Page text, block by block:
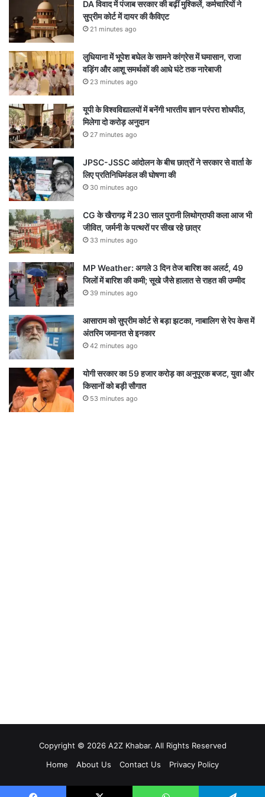
DA विवाद में पंजाब सरकार की बढ़ीं मुश्किलें, कर्मचारियों ने
सुप्रीम कोर्ट में दायर की कैविएट
21 minutes ago
लुधियाना में भूपेश बघेल के सामने कांग्रेस में घमासान, राजा
वड़िंग और आशू समर्थकों की आधे घंटे तक नारेबाजी
23 minutes ago
यूपी के विश्वविद्यालयों में बनेंगी भारतीय ज्ञान परंपरा शोधपीठ,
मिलेगा दो करोड़ अनुदान
27 minutes ago
JPSC-JSSC आंदोलन के बीच छात्रों ने सरकार से वार्ता के
लिए प्रतिनिधिमंडल की घोषणा की
30 minutes ago
CG के खैरागढ़ में 230 साल पुरानी लिथोग्राफी कला आज भी
जीवित, जर्मनी के पत्थरों पर सीख रहे छात्र
33 minutes ago
MP Weather: अगले 3 दिन तेज बारिश का अलर्ट, 49
जिलों में बारिश की कमी; सूखे जैसे हालात से राहत की उम्मीद
39 minutes ago
आसाराम को सुप्रीम कोर्ट से बड़ा झटका, नाबालिग से रेप केस में
अंतरिम जमानत से इनकार
42 minutes ago
योगी सरकार का 59 हजार करोड़ का अनुपूरक बजट, युवा और
किसानों को बड़ी सौगात
53 minutes ago
Copyright © 2026 A2Z Khabar. All Rights Reserved
Home
About Us Contact Us Privacy Policy